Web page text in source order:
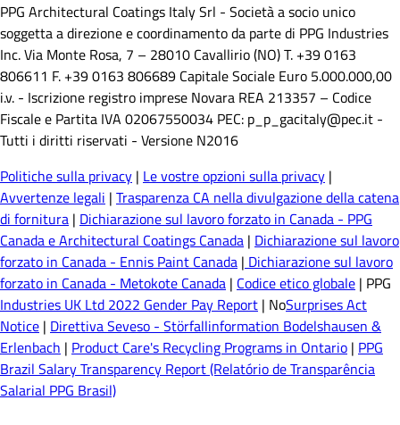
PPG Architectural Coatings Italy Srl - Società a socio unico
soggetta a direzione e coordinamento da parte di PPG Industries
Inc. Via Monte Rosa, 7 – 28010 Cavallirio (NO) T. +39 0163
806611 F. +39 0163 806689 Capitale Sociale Euro 5.000.000,00
i.v. - Iscrizione registro imprese Novara REA 213357 – Codice
Fiscale e Partita IVA 02067550034 PEC: p_p_gacitaly@pec.it -
Tutti i diritti riservati - Versione N2016
Politiche sulla privacy | Le vostre opzioni sulla privacy |
Avvertenze legali | Trasparenza CA nella divulgazione della catena
di fornitura | Dichiarazione sul lavoro forzato in Canada - PPG
Canada e Architectural Coatings Canada | Dichiarazione sul lavoro
forzato in Canada - Ennis Paint Canada | Dichiarazione sul lavoro
forzato in Canada - Metokote Canada | Codice etico globale | PPG
Industries UK Ltd 2022 Gender Pay Report | NoSurprises Act
Notice | Direttiva Seveso - Störfallinformation Bodelshausen &
Erlenbach | Product Care's Recycling Programs in Ontario | PPG
Brazil Salary Transparency Report (Relatório de Transparência
Salarial PPG Brasil)